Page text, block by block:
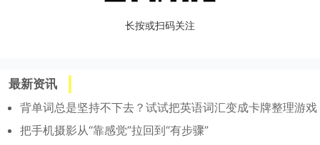
长按或扫码关注
最新资讯
背单词总是坚持不下去？试试把英语词汇变成卡牌整理游戏
把手机摄影从“靠感觉”拉回到“有步骤”